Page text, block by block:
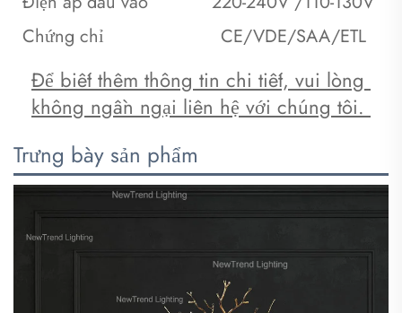
Chứng chỉ
CE/VDE/SAA/ETL
Để biết thêm thông tin chi tiết, vui lòng
không ngần ngại liên hệ với chúng tôi.
Trưng bày sản phẩm